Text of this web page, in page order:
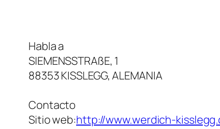
Habla a
SIEMENSSTRAßE, 1
88353 KISSLEGG, ALEMANIA
Contacto
Sitio web:http://www.werdich-